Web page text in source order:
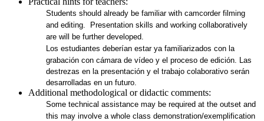
Students should already be familiar with camcorder filming
and editing. Presentation skills and working collaboratively
are will be further developed.
Los estudiantes deberían estar ya familiarizados con la
grabación con cámara de vídeo y el proceso de edición. Las
destrezas en la presentación y el trabajo colaborativo serán
desarrolladas en un futuro.
Additional methodological or didactic comments:
Some technical assistance may be required at the outset and
this may involve a whole class demonstration/exemplification